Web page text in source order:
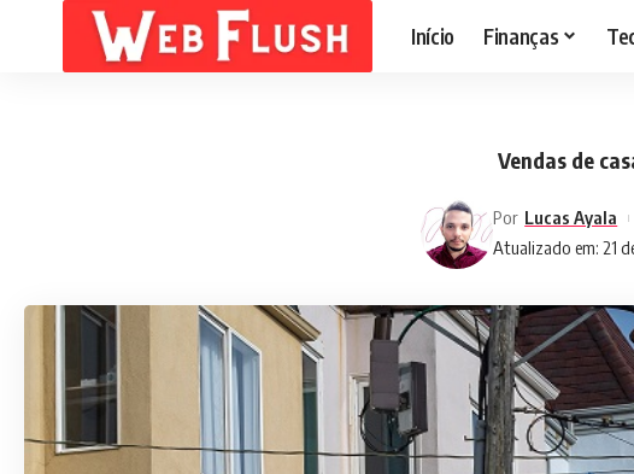
Início Finanças
Vendas de
Atualizado em: 21
Por Lucas Ayala